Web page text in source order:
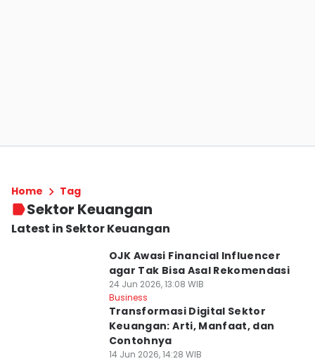
Home Tag
Sektor Keuangan
Latest in Sektor Keuangan
OJK Awasi Financial Influencer
agar Tak Bisa Asal Rekomendasi
24 Jun 2026, 13:08 WIB
Business
Transformasi Digital Sektor
Keuangan: Arti, Manfaat, dan
Contohnya
14 Jun 2026, 14:28 WIB